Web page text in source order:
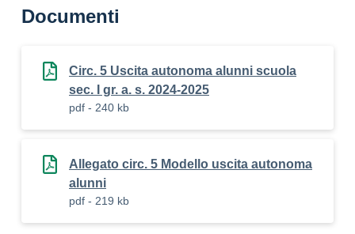
Documenti
Circ. 5 Uscita autonoma alunni scuola
sec. I gr. a. s. 2024-2025
pdf - 240 kb
Allegato circ. 5 Modello uscita autonoma
alunni
pdf - 219 kb